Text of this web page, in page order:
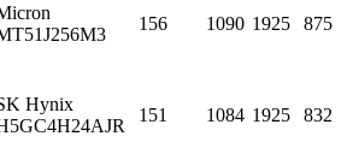
156 1090 1925 875
Hynix
151 1084 1925 832